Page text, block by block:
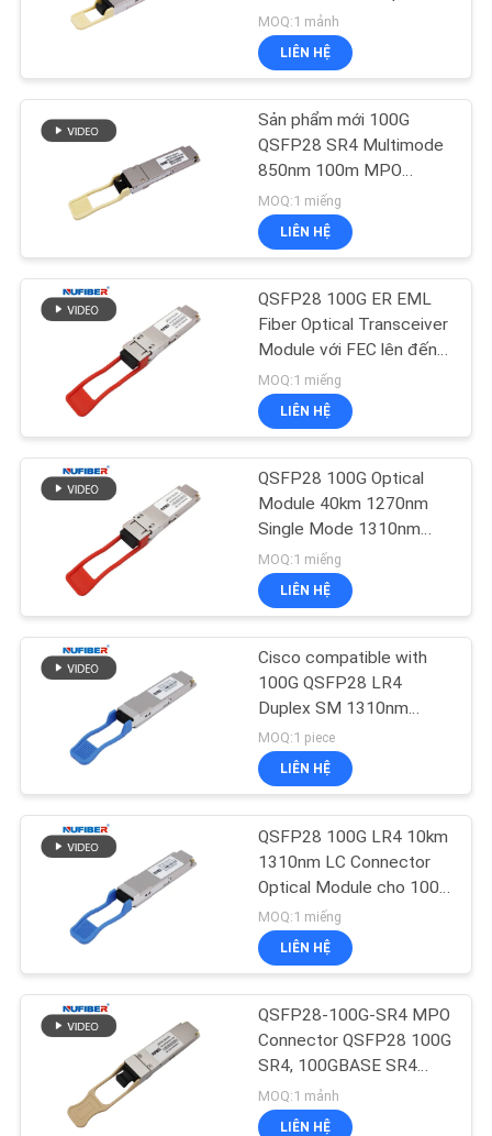
Cáp quang chủ động
Cáp gắn trực tiếp
49
Công tắc công
nghiệp không được
quản lý
131
Công tắc công
nghiệp được quản lý
Chuyển đổi sợi
quang
91
tâm dữ liệu, 850nm,
100m, 8x50G PAM4,
MPO-16/APC
MOQ:1 mảnh
LIÊN HỆ
Sản phẩm mới 100G
QSFP28 SR4 Multimode
850nm 100m MPO
Connector tương thích
với Cisco
MOQ:1 miếng
LIÊN HỆ
QSFP28 100G ER EML
Fiber Optical Transceiver
Module với FEC lên đến
40KM 100G QSFP28
Transceiver
MOQ:1 miếng
LIÊN HỆ
QSFP28 100G Optical
Module 40km 1270nm
Single Mode 1310nm
100G QSFP28 Máy thu
MOQ:1 miếng
LIÊN HỆ
Cisco compatible with
100G QSFP28 LR4
Duplex SM 1310nm
10km LC Connector
MOQ:1 piece
LIÊN HỆ
QSFP28 100G LR4 10km
1310nm LC Connector
Optical Module cho 100G
QSFP28 Transceiver
MOQ:1 miếng
LIÊN HỆ
QSFP28-100G-SR4 MPO
Connector QSFP28 100G
SR4, 100GBASE SR4
QSFP Transceiver
850nm 100m
MOQ:1 mảnh
LIÊN HỆ